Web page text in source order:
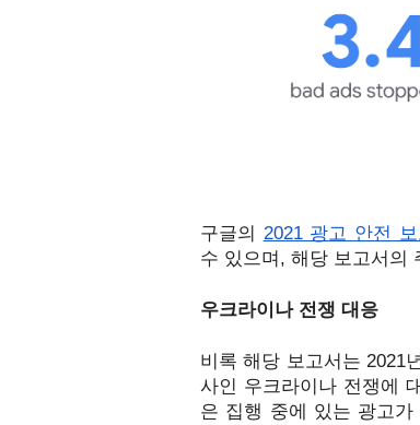
구글의 2021 광고 안전 보
수 있으며, 해당 보고서의
우크라이나 전쟁 대응
비록 해당 보고서는 2021
사인 우크라이나 전쟁에
은 집행 중에 있는 광고